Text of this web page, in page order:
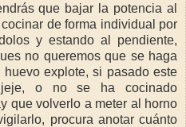
que bajar la potencia al
de forma individual por
y estando al pendiente,
no queremos que se haga
explote, si pasado este
o no se ha cocinado
que volverlo a meter al horno
procura anotar cuánto